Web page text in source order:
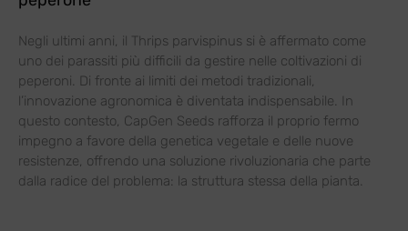
Negli ultimi anni, il Thrips parvispinus si è affermato come
uno dei parassiti più difficili da gestire nelle coltivazioni di
peperoni. Di fronte ai limiti dei metodi tradizionali,
l’innovazione agronomica è diventata indispensabile. In
questo contesto, CapGen Seeds rafforza il proprio fermo
impegno a favore della genetica vegetale e delle nuove
resistenze, offrendo una soluzione rivoluzionaria che parte
dalla radice del problema: la struttura stessa della pianta.